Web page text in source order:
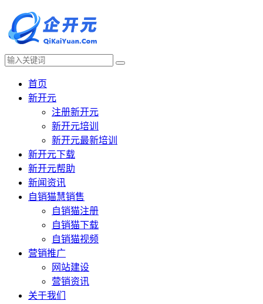
首页
新开元
注册新开元
新开元培训
新开元最新培训
新开元下载
新开元帮助
新闻资讯
自销猫慧销售
自销猫注册
自销猫下载
自销猫视频
营销推广
网站建设
营销资讯
关于我们